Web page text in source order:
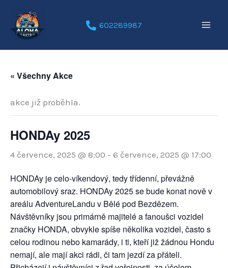
obsah
602289987
« Všechny Akce
akce již proběhla.
HONDAy 2025
4 července, 2025 @ 8:00 - 6 července, 2025 @ 17:00
HONDAy je celo-víkendový, tedy třídenní, převážně
automobilový sraz. HONDAy 2025 se bude konat nově v
areálu AdventureLandu v Bělé pod Bezdězem.
Návštěvníky jsou primárně majitelé a fanoušci vozidel
značky HONDA, obvykle spíše několika vozidel, často s
celou rodinou nebo kamarády, i ti, kteří již žádnou Hondu
nemají, ale mají akci rádi, či tam jezdí za přáteli.